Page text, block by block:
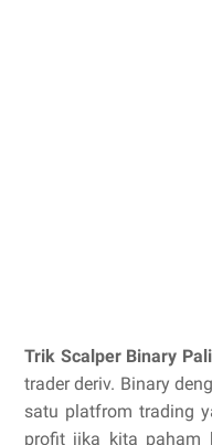
Trik Scalper Binary
trader deriv. Binary
satu platfrom trading
profit jika kita paham